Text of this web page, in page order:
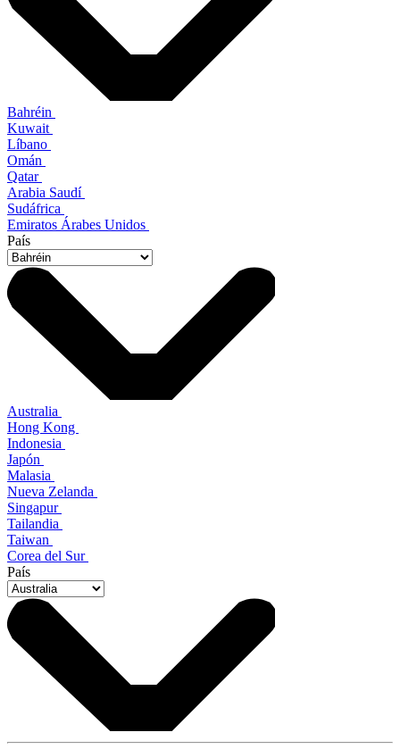
Bahréin
Kuwait
Líbano
Omán
Qatar
Arabia Saudí
Sudáfrica
Emiratos Árabes Unidos
País
Australia
Hong Kong
Indonesia
Japón
Malasia
Nueva Zelanda
Singapur
Tailandia
Taiwan
Corea del Sur
País